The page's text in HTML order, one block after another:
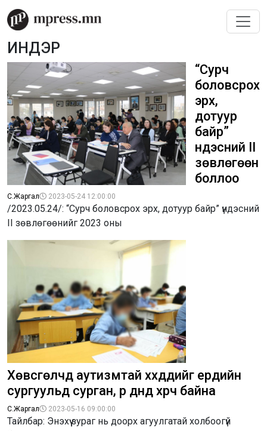
ИНДЭР
“Сурч
боловсрох
эрх,
дотуур
байр”
үндэсний II
зөвлөгөөн
боллоо
С.Жаргал 2023-05-24 12:00:00
/2023.05.24/: “Сурч боловсрох эрх, дотуур байр” үндэсний
II зөвлөгөөнийг 2023 оны
Хөвсгөлчүүд аутизмтай хүүхдүүдийг ердийн
сургуульд сурган, үр дүнд хүрч байна
С.Жаргал 2023-05-16 09:00:00
Тайлбар: Энэхүү зураг нь доорх агуулгатай холбоогүй